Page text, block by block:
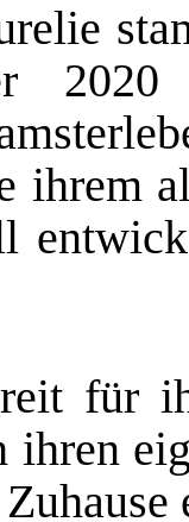
ihrem
für
ihren